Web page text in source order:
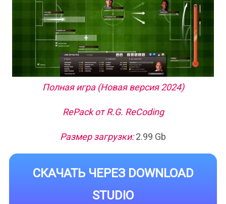
Полная игра (Новая версия 2024)
RePack от R.G. ReCoding
Размер загрузки:2.99 Gb
СКАЧАТЬ ЧЕРЕЗ DOWNLOAD
STUDIO